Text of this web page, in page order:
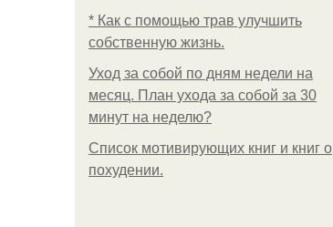
* Как с помощью трав улучшить
собственную жизнь.
Уход за собой по дням недели на
месяц. План ухода за собой за 30
минут на неделю?
Список мотивирующих книг и книг о
похудении.